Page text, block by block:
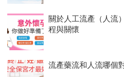
關於人工流產（人流
程與關懷
流產藥流和人流哪個